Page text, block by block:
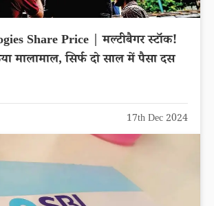
Share Price | मल्टीबैगर स्टॉक!
मालामाल, सिर्फ दो साल में पैसा दस
17th Dec 2024